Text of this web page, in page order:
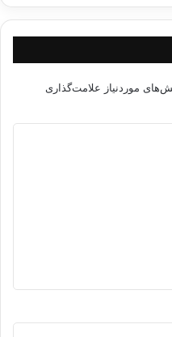
فی الدولة الاسلامیه، چنین
متعددی، دو مفهوم مشخص
برآوردن دو نیاز بنیادین است:
موردنیاز علامت‌گذاری